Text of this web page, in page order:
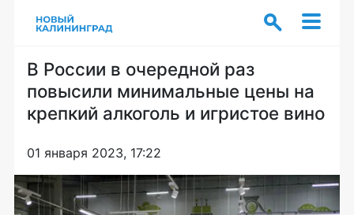
В России в очередной раз
повысили минимальные цены на
крепкий алкоголь и игристое вино
01 января 2023, 17:22